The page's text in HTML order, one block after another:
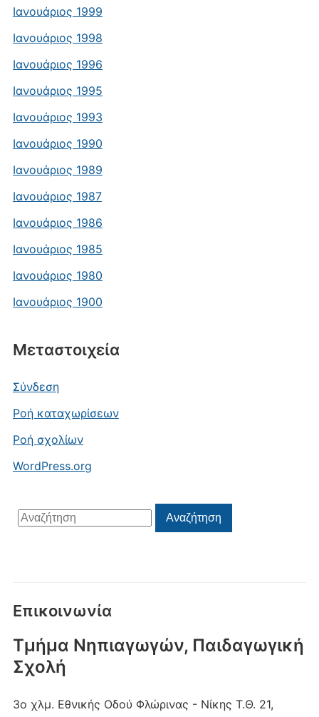
Ιανουάριος 1999
Ιανουάριος 1998
Ιανουάριος 1996
Ιανουάριος 1995
Ιανουάριος 1993
Ιανουάριος 1990
Ιανουάριος 1989
Ιανουάριος 1987
Ιανουάριος 1986
Ιανουάριος 1985
Ιανουάριος 1980
Ιανουάριος 1900
Μεταστοιχεία
Σύνδεση
Ροή καταχωρίσεων
Ροή σχολίων
WordPress.org
Αναζήτηση
για:
Αναζήτηση
Επικοινωνία
Τμήμα Νηπιαγωγών, Παιδαγωγική
Σχολή
3ο χλμ. Εθνικής Οδού Φλώρινας - Νίκης Τ.Θ. 21,